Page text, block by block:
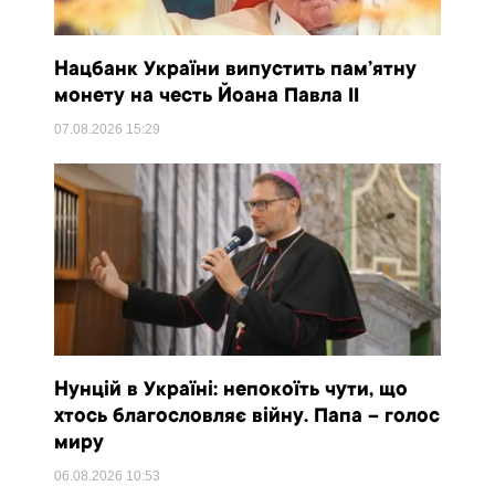
Нацбанк України випустить пам’ятну
монету на честь Йоана Павла II
07.08.2026 15:29
Нунцій в Україні: непокоїть чути, що
хтось благословляє війну. Папа – голос
миру
06.08.2026 10:53